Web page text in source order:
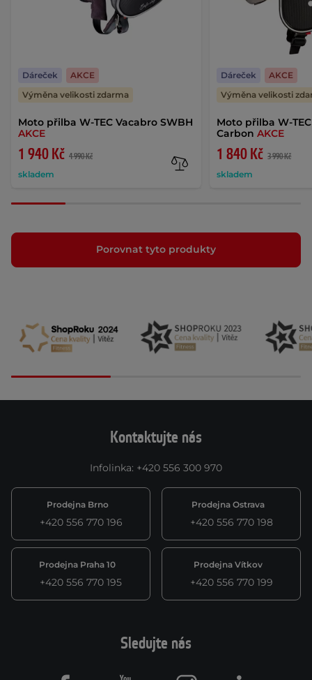
Moto přilba W-TEC Vacabro SWBH
AKCE
1 940 Kč 4 990 Kč
skladem
Dáreček
AKCE
Výměna velikosti zdarma
Moto přilba W-
CarbonAKCE
1 840 Kč 3 990 Kč
skladem
Dáreček
AKCE
Výměna velikosti
Porovnat tyto produkty
Kontaktujte nás
Infolinka: +420 556 300 970
Prodejna Brno
+420 556 770 196
Prodejna Ostrava
+420 556 770 198
Prodejna Praha 10
+420 556 770 195
Prodejna Vítkov
+420 556 770 199
Sledujte nás